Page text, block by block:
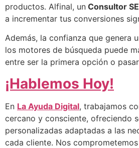
productos. Alfinal, un Consultor
a incrementar tus conversiones
Además, la confianza que genera
los motores de búsqueda puede
entre ser la primera opción o
¡Hablemos Hoy!
En La Ayuda Digital, trabajamos
cercano y consciente, ofreciendo
personalizadas adaptadas a las
cada cliente. Nos